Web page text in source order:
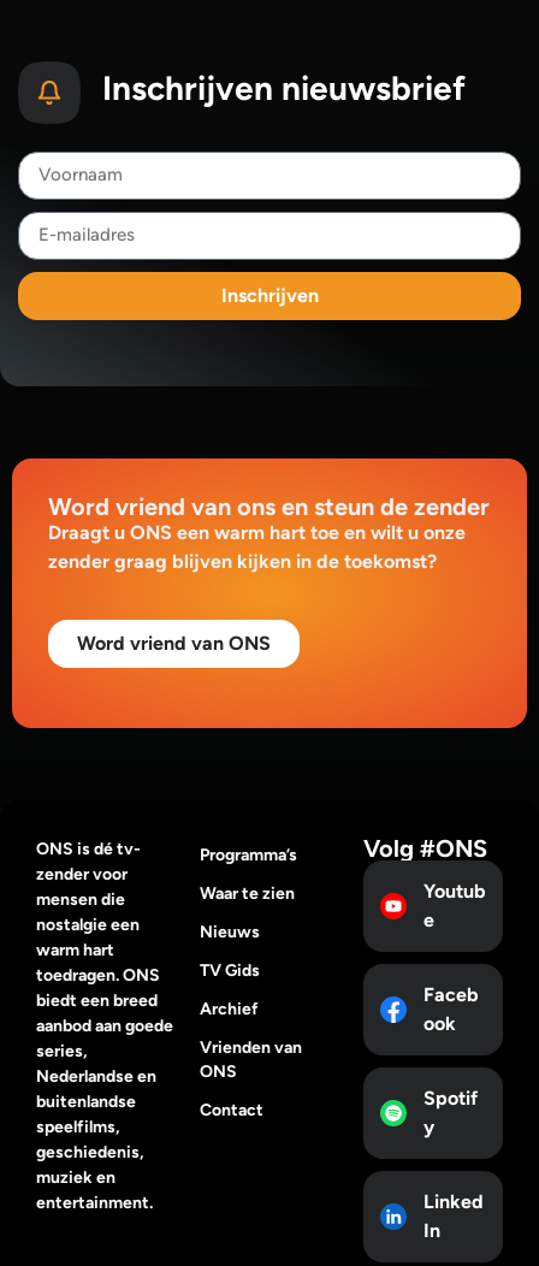
Inschrijven nieuwsbrief
Inschrijven
Word vriend van ons en steun de zender
Draagt u ONS een warm hart toe en wilt u onze
zender graag blijven kijken in de toekomst?
Word vriend van ONS
ONS is dé tv-
zender voor
mensen die
nostalgie een
warm hart
toedragen. ONS
biedt een breed
aanbod aan goede
series,
Nederlandse en
buitenlandse
speelfilms,
geschiedenis,
muziek en
entertainment.
Programma’s
Waar te zien
Nieuws
TV Gids
Archief
Vrienden van
ONS
Contact
Volg #ONS
Youtub
e
Faceb
ook
Spotif
y
Linked
In